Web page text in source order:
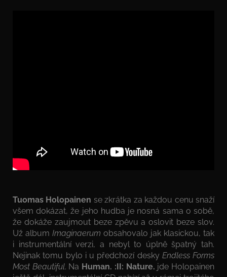
Tuomas Holopainen se zkrátka za každou cenu snaží
všem dokázat, že jeho hudba je nosná sama o sobě,
že dokáže zaujmout beze zpěvu a oslovit beze slov.
Už album Imaginaerum obsahovalo jak klasickou, tak
i instrumentální verzi, a nebyl to úplně špatný tah.
Nejinak tomu bylo i u předchozí desky Endless Forms
Most Beautiful. Na Human. :II: Nature. jde Holopainen